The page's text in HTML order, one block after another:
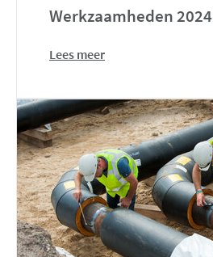
Werkzaamheden 2024
Lees meer